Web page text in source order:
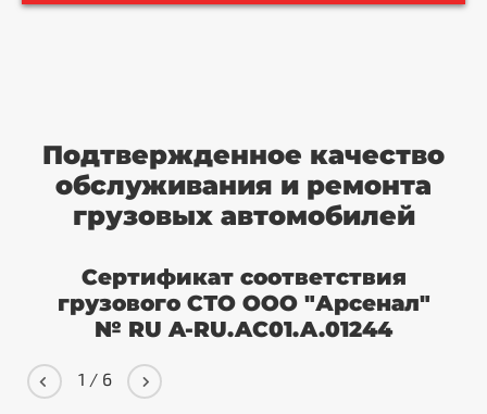
Подтвержденное качество
обслуживания и ремонта
грузовых автомобилей
Сертификат соответствия
грузового СТО ООО "Арсенал"
№ RU A-RU.AC01.A.01244
1 / 6